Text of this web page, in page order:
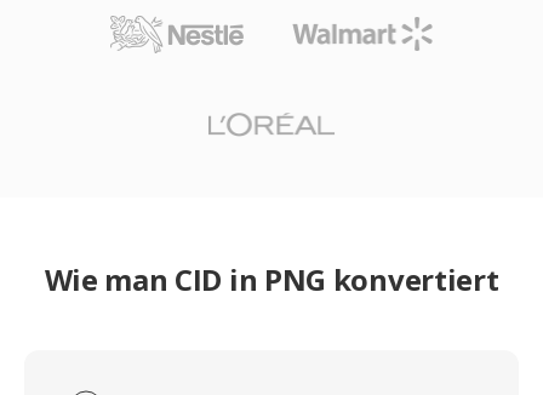
Wie man CID in PNG konvertiert